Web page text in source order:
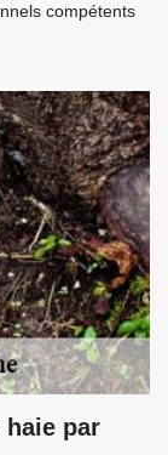
compétents
haie par